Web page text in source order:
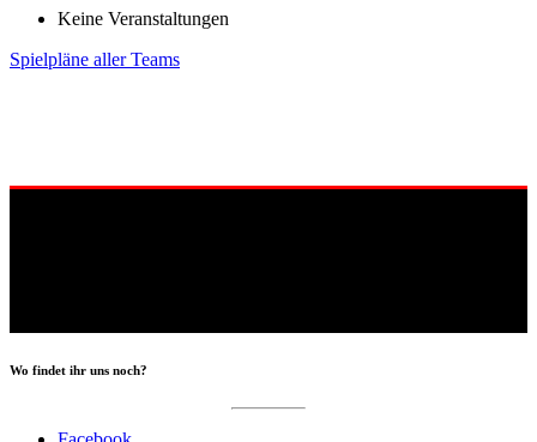
Keine Veranstaltungen
Spielpläne aller Teams
Wo findet ihr uns noch?